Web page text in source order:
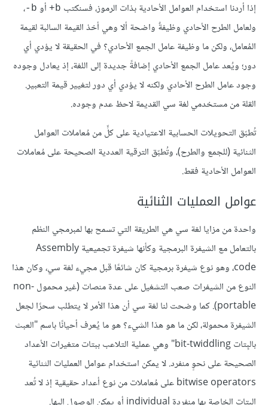
إذا أردنا استخدام العوامل الأحادية بذات الرموز، فسنكتب b+ أو b-
،
ولعامل الطرح الأحادي وظيفةٌ واضحة ألا وهي أخذ القيمة السالبة لقيمة
المُعامل، ولكن ما وظيفة عامل الجمع الأحادي؟ في الحقيقة لا يؤدي أي
دور؛ ويُعد عامل الجمع الأحادي إضافةً جديدة إلى اللغة، إذ يعادل وجوده
وجود عامل الطرح الأحادي ولكنه لا يؤدي أي دور لتغيير قيمة التعبير.
القلة من مستخدمي لغة سي القديمة لاحظ عدم وجوده.
تُطبّق التحويلات الحسابية الاعتيادية على كلٍّ من مُعاملات العوامل
الثنائية (للجمع والطرح)، وتُطبّق الترقية العددية الصحيحة على مُعاملات
العوامل الأحادية فقط.
عوامل العمليات الثنائية
واحدة من مزايا لغة سي هي الطريقة التي تسمح بها لمبرمجي النظم
بالتعامل مع الشيفرة البرمجية وكأنها شيفرة تجميعية Assembly
code، وهو نوع شيفرة برمجية كان شائعًا قبل مجيء لغة سي، وكان هذا
النوع من الشيفرات صعب التشغيل على عدة منصات (غير محمول non-
portable). كما وضحت لنا لغة سي أن هذا الأمر لا يتطلب سحرًا لجعل
الشيفرة محمولة، لكن ما هو هذا الشيء؟ هو ما يُعرف أحيانًا باسم "العبث
بالبِتات bit-twiddling" وهي عملية التلاعب ببتات متغيرات الأعداد
الصحيحة على نحوٍ منفرد. لا يمكن استخدام عوامل العمليات الثنائية
bitwise operators على مُعاملات من نوع أعداد حقيقية إذ لا تُعد